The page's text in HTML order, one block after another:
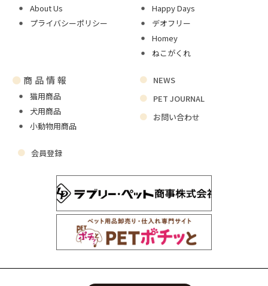
About Us
プライバシーポリシー
Happy Days
デオフリー
Homey
ねこがくれ
● 商品情報
猫用商品
犬用商品
小動物用商品
NEWS
PET JOURNAL
お問い合わせ
会員登録